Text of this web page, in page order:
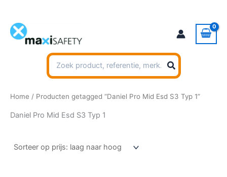
inhoud
Zoeken
naar:
Home / Producten getagged “Daniel Pro Mid Esd S3 Typ 1”
Daniel Pro Mid Esd S3 Typ 1